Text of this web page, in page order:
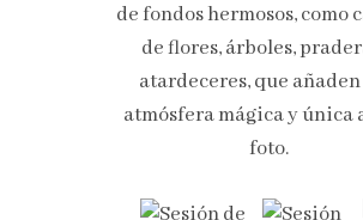
de fondos hermosos, como
de flores, árboles,
atardeceres, que
atmósfera mágica y única
foto.